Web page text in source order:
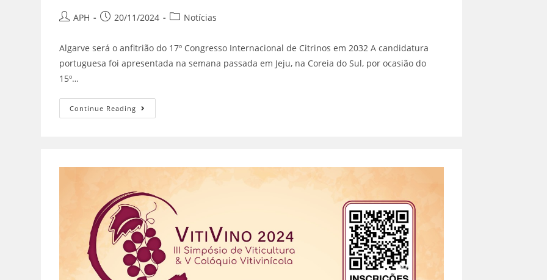
APH 20/11/2024 Notícias
Algarve será o anfitrião do 17º Congresso Internacional de Citrinos em 2032 A candidatura
portuguesa foi apresentada na semana passada em Jeju, na Coreia do Sul, por ocasião do
15º…
Continue Reading